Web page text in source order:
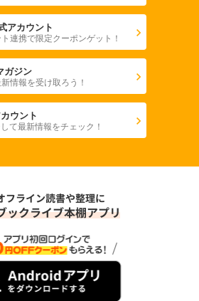
アカウント
連携で限定クーポンゲット！
ガジン
情報を受け取ろう！
ウント
て最新情報をチェック！